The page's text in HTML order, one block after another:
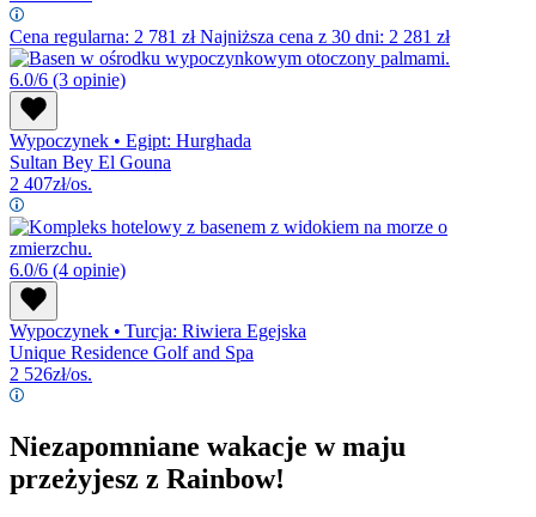
Cena regularna: 2 781 złNajniższa cena z 30 dni: 2 281 zł
6.0/6 (3 opinie)
Wypoczynek • Egipt: Hurghada
Sultan Bey El Gouna
2 407zł/os.
6.0/6 (4 opinie)
Wypoczynek • Turcja: Riwiera Egejska
Unique Residence Golf and Spa
2 526zł/os.
Niezapomniane wakacje w maju
przeżyjesz z Rainbow!